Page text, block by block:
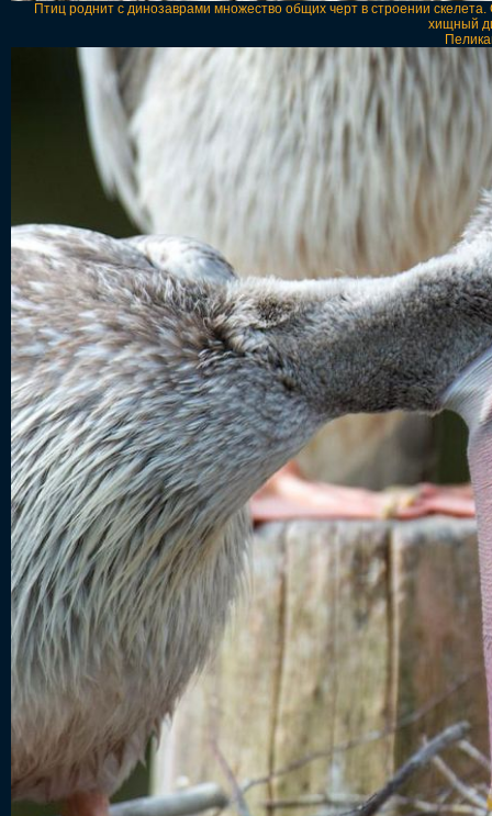
Птиц роднит с динозаврами множество общих черт в строении
хищный